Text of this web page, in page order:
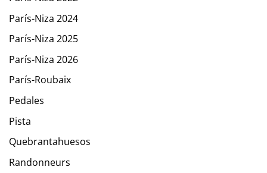
París-Niza 2024
París-Niza 2025
París-Niza 2026
París-Roubaix
Pedales
Pista
Quebrantahuesos
Randonneurs